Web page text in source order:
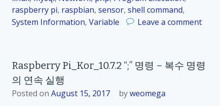
”
명
리
종
료
raspberry pi, raspbian, sensor, shell command,
System Information, Variable
Leave a comment
a
s
p
Raspberry Pi_Kor_10.7.2 “;” 명령 – 복수 명령
의 연속 실행
Posted on August 15, 2017 byweomega